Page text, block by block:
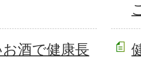
酒で健康長